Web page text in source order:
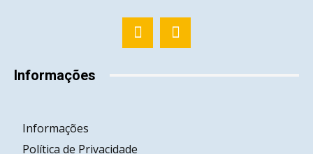
Informações
Informações
Política de Privacidade